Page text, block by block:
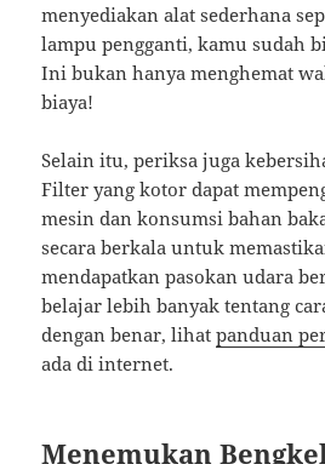
menyediakan alat sederhana
lampu pengganti, kamu sudah
Ini bukan hanya menghemat
biaya!
Selain itu, periksa juga
Filter yang kotor dapat
mesin dan konsumsi bahan
secara berkala untuk
mendapatkan pasokan udara
belajar lebih banyak tentang
dengan benar, lihatpanduan
ada di internet.
Menemukan